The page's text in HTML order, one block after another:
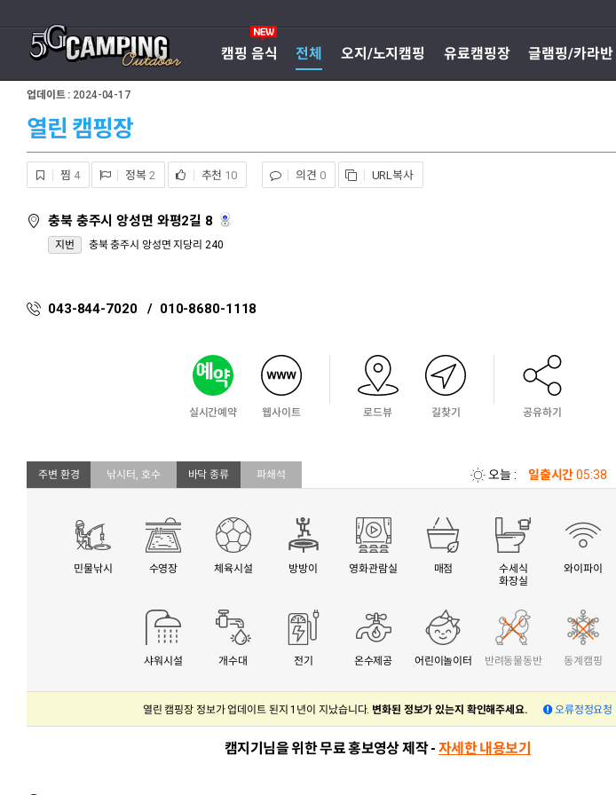
캠핑 음식 전체 오지/노지캠핑 유료캠핑장 글램핑/카라반
업데이트 : 2024-04-17
열린 캠핑장
찜 4 정복 2 추천 10 의견 0 URL복사
충북 충주시 앙성면 와평2길 8
지번 충북 충주시 앙성면 지당리 240
043-844-7020 / 010-8680-1118
실시간예약 웹사이트 로드뷰 길찾기 공유하기
주변 환경 낚시터, 호수 바닥 종류 파쇄석 오늘 : 일출시간05:38
민물낚시 수영장 체육시설 방방이 영화관람실 매점
수세식
화장실
와이파이
샤워시설 개수대 전기 온수제공 어린이놀이터 반려동물동반 동계캠핑
열린 캠핑장 정보가 업데이트 된지 1년이 지났습니다. 변화된 정보가 있는지 확인해주세요. 오류정정요청
캠지기님을 위한 무료 홍보영상 제작 -자세한 내용보기